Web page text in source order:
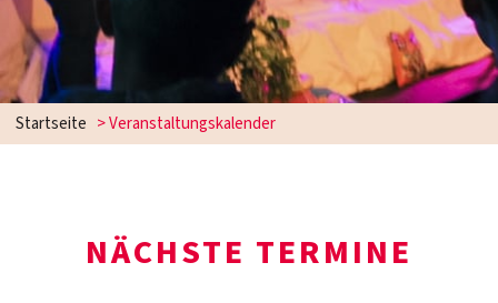
Startseite > Veranstaltungskalender
NÄCHSTE TERMINE